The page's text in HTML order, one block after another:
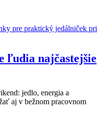
ľudia najčastejšie
jedlo, energia a
aj v bežnom pracovnom